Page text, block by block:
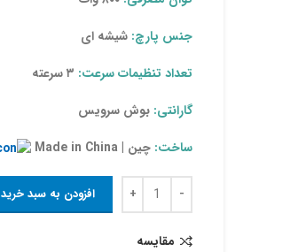
جنس پارچ: شیشه ای
تعداد تنظیمات سرعت:
گارانتی: بوش سرویس
ساخت: چین | Made in China
افزودن به سبد خرید
مقایسه